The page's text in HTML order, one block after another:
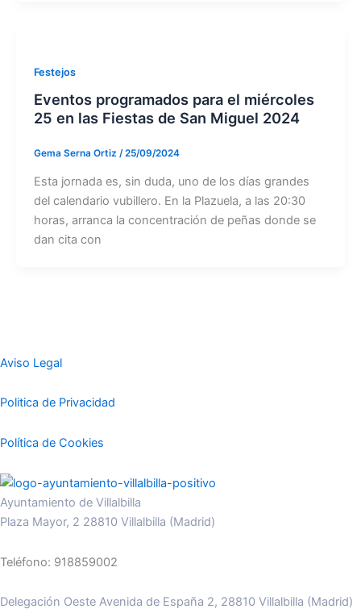
Festejos
Eventos programados para el miércoles
25 en las Fiestas de San Miguel 2024
Gema Serna Ortiz /25/09/2024
Esta jornada es, sin duda, uno de los días grandes
del calendario vubillero. En la Plazuela, a las 20:30
horas, arranca la concentración de peñas donde se
dan cita con
Aviso Legal
Politica de Privacidad
Política de Cookies
Ayuntamiento de Villalbilla
Plaza Mayor, 2 28810 Villalbilla (Madrid)
Teléfono: 918859002
Delegación Oeste Avenida de España 2, 28810 Villalbilla (Madrid)